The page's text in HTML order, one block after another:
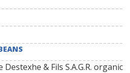
Destexhe & Fils S.A.G.R. organic